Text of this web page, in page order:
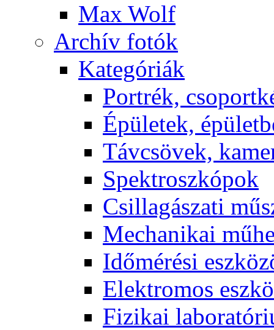
Max Wolf
Ar­chív fo­tók
Ka­te­gó­ri­ák
Port­rék,
Épü­le­tek,
Táv­csö­vek,
Spekt­rosz­kó­pok
Csil­la­gá­sza­ti
Me­cha­ni­kai
Idő­mé­ré­si
Elekt­ro­mos
Fi­zi­kai